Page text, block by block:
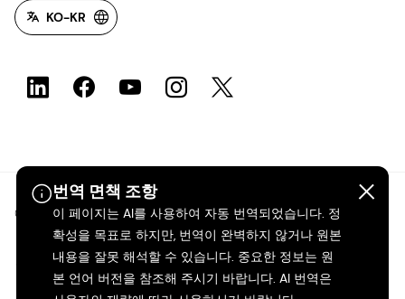
번역 면책 조항
이 페이지는 AI를 사용하여 자동 번역되었습니다. 정
확성을 목표로 하지만, 번역이 완벽하지 않거나 원본
내용을 잘못 해석할 수 있습니다. 중요한 정보는 원
본 언어 버전을 참조해 주시기 바랍니다. AI 번역은
KO-KR
©2026 dsm-firmenich. 모든 권리 보유.
개인정보 보호 고지